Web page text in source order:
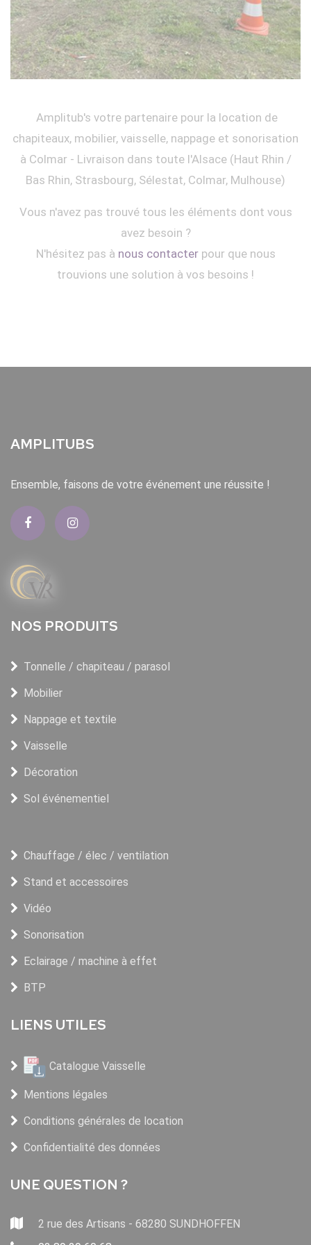
Amplitub's votre partenaire pour la location de
chapiteaux, mobilier, vaisselle, nappage et sonorisation
à Colmar - Livraison dans toute l'Alsace (Haut Rhin /
Bas Rhin, Strasbourg, Sélestat, Colmar, Mulhouse)
Vous n'avez pas trouvé tous les éléments dont vous
avez besoin ?
N'hésitez pas à nous contacterpour que nous
trouvions une solution à vos besoins !
AMPLITUBS
Ensemble, faisons de votre événement une réussite !
NOS PRODUITS
Tonnelle / chapiteau / parasol
Mobilier
Nappage et textile
Vaisselle
Décoration
Sol événementiel
Chauffage / élec / ventilation
Stand et accessoires
Vidéo
Sonorisation
Eclairage / machine à effet
BTP
LIENS UTILES
Catalogue Vaisselle
Mentions légales
Conditions générales de location
Confidentialité des données
UNE QUESTION ?
2 rue des Artisans - 68280 SUNDHOFFEN